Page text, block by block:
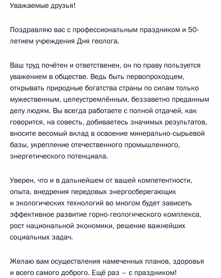
Уважаемые друзья!
Поздравляю вас с профессиональным праздником и 50-
летием учреждения Дня геолога.
Ваш труд почётен и ответственен, он по праву пользуется
уважением в обществе. Ведь быть первопроходцем,
открывать природные богатства страны по силам только
мужественным, целеустремлённым, беззаветно преданным
делу людям. Вы всегда работаете с полной отдачей, как
говорится, на совесть, добиваетесь значимых результатов,
вносите весомый вклад в освоение минерально-сырьевой
базы, укрепление отечественного промышленного,
энергетического потенциала.
Уверен, что и в дальнейшем от вашей компетентности,
опыта, внедрения передовых энергосберегающих
и экологических технологий во многом будет зависеть
эффективное развитие горно-геологического комплекса,
рост национальной экономики, решение важнейших
социальных задач.
Желаю вам осуществления намеченных планов, здоровья
и всего самого доброго. Ещё раз – с праздником!